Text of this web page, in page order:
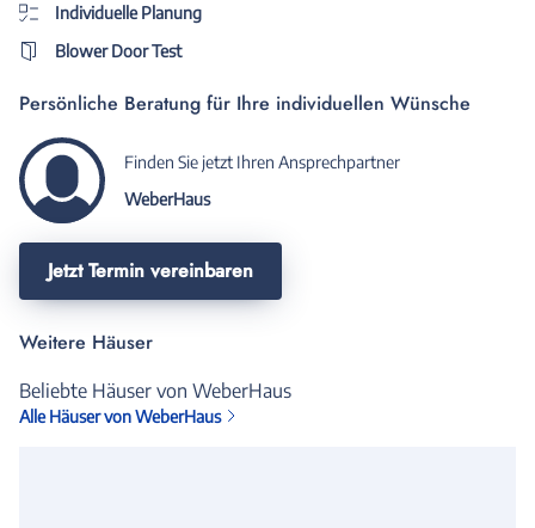
Individuelle Planung
Blower Door Test
Persönliche Beratung für Ihre individuellen Wünsche
Finden Sie jetzt Ihren Ansprechpartner
WeberHaus
Jetzt Termin vereinbaren
Weitere Häuser
Beliebte Häuser von WeberHaus
Alle Häuser von WeberHaus